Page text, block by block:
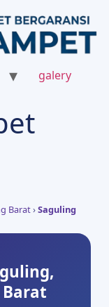
galery
Barat›Saguling